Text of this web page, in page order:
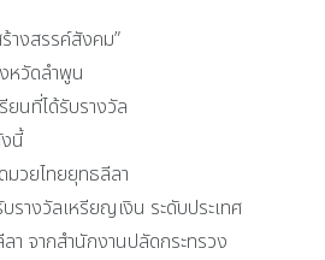
างสรรค์สังคม”
หวัดลำพูน
นที่ได้รับรางวัล
นี้
วยไทยยุทธลีลา
รางวัลเหรียญเงิน ระดับประเทศ
า จากสำนักงานปลัดกระทรวง